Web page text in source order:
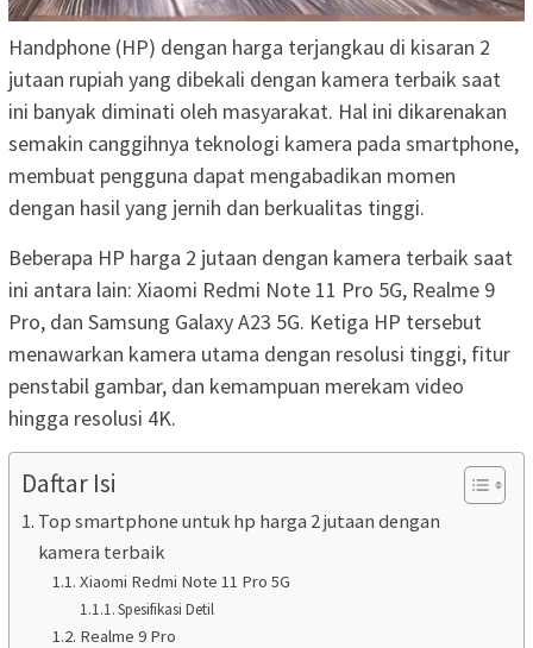
Handphone (HP) dengan harga terjangkau di kisaran 2
jutaan rupiah yang dibekali dengan kamera terbaik saat
ini banyak diminati oleh masyarakat. Hal ini dikarenakan
semakin canggihnya teknologi kamera pada smartphone,
membuat pengguna dapat mengabadikan momen
dengan hasil yang jernih dan berkualitas tinggi.
Beberapa HP harga 2 jutaan dengan kamera terbaik saat
ini antara lain: Xiaomi Redmi Note 11 Pro 5G, Realme 9
Pro, dan Samsung Galaxy A23 5G. Ketiga HP tersebut
menawarkan kamera utama dengan resolusi tinggi, fitur
penstabil gambar, dan kemampuan merekam video
hingga resolusi 4K.
Daftar Isi
Top smartphone untuk hp harga 2 jutaan dengan
kamera terbaik
Xiaomi Redmi Note 11 Pro 5G
Spesifikasi Detil
Realme 9 Pro